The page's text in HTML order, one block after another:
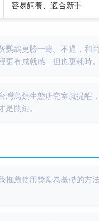
容易飼養、適合新手
鸚鵡更勝一籌。不過，和
有成就感，但也更耗時。
灣鳥類生態研究室就提醒
關鍵。
推薦使用獎勵為基礎的方